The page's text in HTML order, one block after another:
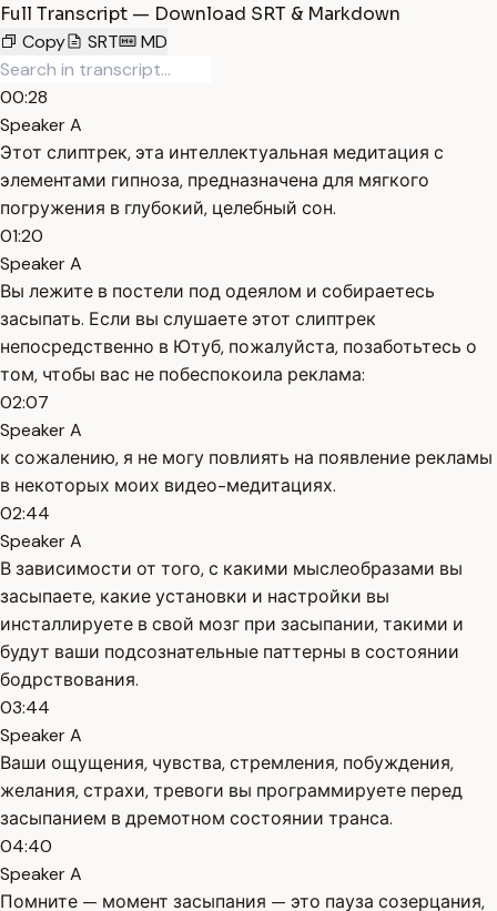
Full Transcript — Download SRT & Markdown
Copy
SRT MD
00:28
Speaker A
Этот слиптрек, эта интеллектуальная медитация с
элементами гипноза, предназначена для мягкого
погружения в глубокий, целебный сон.
01:20
Speaker A
Вы лежите в постели под одеялом и собираетесь
засыпать. Если вы слушаете этот слиптрек
непосредственно в Ютуб, пожалуйста, позаботьтесь о
том, чтобы вас не побеспокоила реклама:
02:07
Speaker A
к сожалению, я не могу повлиять на появление рекламы
в некоторых моих видео-медитациях.
02:44
Speaker A
В зависимости от того, с какими мыслеобразами вы
засыпаете, какие установки и настройки вы
инсталлируете в свой мозг при засыпании, такими и
будут ваши подсознательные паттерны в состоянии
бодрствования.
03:44
Speaker A
Ваши ощущения, чувства, стремления, побуждения,
желания, страхи, тревоги вы программируете перед
засыпанием в дремотном состоянии транса.
04:40
Speaker A
Помните — момент засыпания — это пауза созерцания,